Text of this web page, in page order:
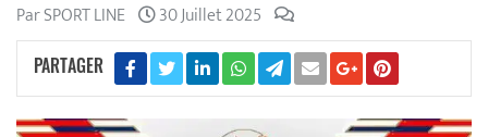
Par SPORT LINE 30 Juillet 2025
PARTAGER